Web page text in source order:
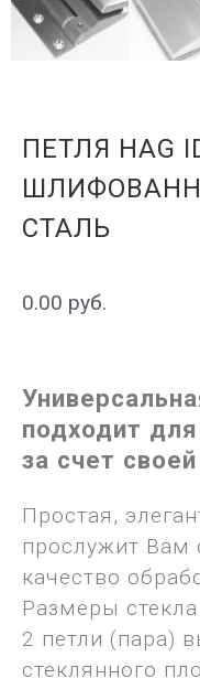
ПЕТЛЯ HAG
СТАЛЬ
0.00 руб.
подходит
за счет
Простая,
прослужит Вам
качество
Размеры
2 петли (пара)
стеклянного